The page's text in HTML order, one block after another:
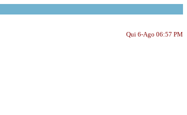
Qui 6-Ago 06:57 PM